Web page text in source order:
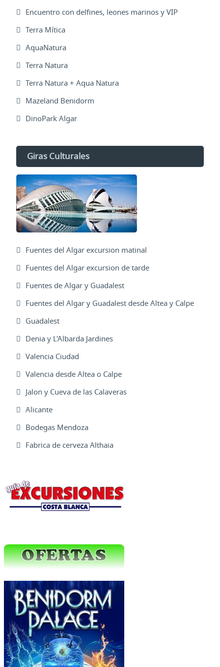
Encuentro con delfines, leones marinos y VIP
Terra Mítica
AquaNatura
Terra Natura
Terra Natura + Aqua Natura
Mazeland Benidorm
DinoPark Algar
Giras Culturales
Fuentes del Algar excursion matinal
Fuentes del Algar excursion de tarde
Fuentes de Algar y Guadalest
Fuentes del Algar y Guadalest desde Altea y Calpe
Guadalest
Denia y L'Albarda Jardines
Valencia Ciudad
Valencia desde Altea o Calpe
Jalon y Cueva de las Calaveras
Alicante
Bodegas Mendoza
Fabrica de cerveza Althaia